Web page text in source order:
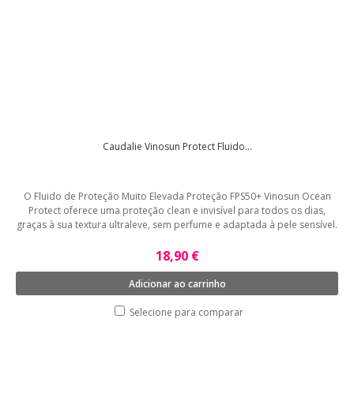
Caudalie Vinosun Protect Fluido...
O Fluido de Proteção Muito Elevada Proteção FPS50+ Vinosun Ocean
Protect oferece uma proteção clean e invisível para todos os dias,
graças à sua textura ultraleve, sem perfume e adaptada à pele sensível.
18,90 €
Adicionar ao carrinho
Selecione para comparar